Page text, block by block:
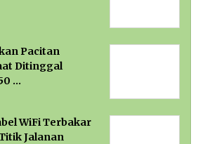
Pacitan
Ditinggal
…
WiFi Terbakar
Jalanan